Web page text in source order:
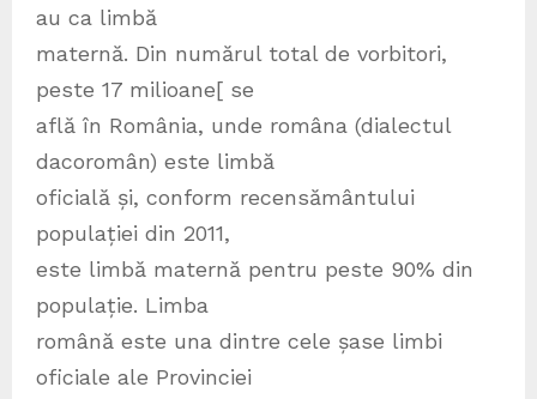
au ca limbă
maternă. Din numărul total de vorbitori,
peste 17 milioane[ se
află în România, unde româna (dialectul
dacoromân) este limbă
oficială și, conform recensământului
populației din 2011,
este limbă maternă pentru peste 90% din
populație. Limba
română este una dintre cele șase limbi
oficiale ale Provinciei